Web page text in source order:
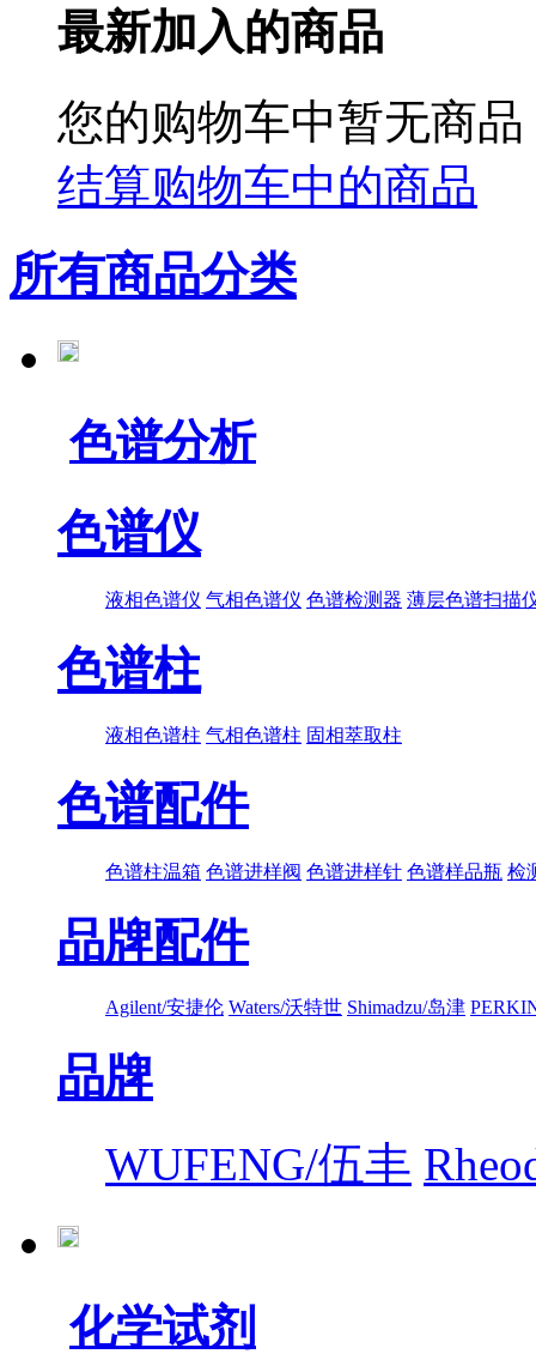
最新加入的商品
您的购物车中暂无商
结算购物车中的商品
所有商品分类
色谱分析
色谱仪
液相色谱仪 气相色谱仪 色谱检测器 薄层色谱扫描
色谱柱
液相色谱柱 气相色谱柱 固相萃取柱
色谱配件
色谱柱温箱 色谱进样阀 色谱进样针 色谱样品瓶 检
品牌配件
Agilent/安捷伦 Waters/沃特世 Shimadzu/岛津
品牌
WUFENG/伍丰
化学试剂